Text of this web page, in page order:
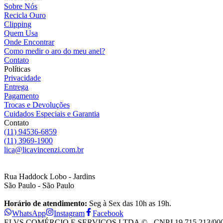
Sobre Nós
Recicla Ouro
Clipping
Quem Usa
Onde Encontrar
Como medir o aro do meu anel?
Contato
Políticas
Privacidade
Entrega
Pagamento
Trocas e Devoluções
Cuidados Especiais e Garantia
Contato
(11) 94536-6859
(11) 3969-1900
lica@licavincenzi.com.br
Rua Haddock Lobo - Jardins
São Paulo - São Paulo
Horário de atendimento: Seg à Sex das 10h as 19h.
WhatsApp
Instagram
Facebook